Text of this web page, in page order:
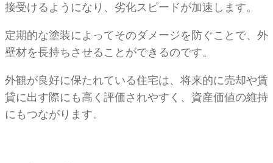
接受けるようになり、劣化スピードが加速します。
定期的な塗装によってそのダメージを防ぐことで、外
壁材を長持ちさせることができるのです。
外観が良好に保たれている住宅は、将来的に売却や賃
貸に出す際にも高く評価されやすく、資産価値の維持
にもつながります。